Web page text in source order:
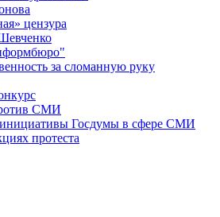
цензура
за сломанную руку
СМИ
инициативы Госдумы в сфере СМИ
протеста